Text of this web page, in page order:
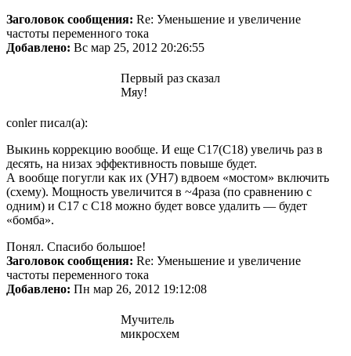
Заголовок сообщения: Re: Уменьшение и увеличение
частоты переменного тока
Добавлено: Вс мар 25, 2012 20:26:55
Первый раз сказал
Мяу!
conler писал(а):
Выкинь коррекцию вообще. И еще С17(С18) увеличь раз в
десять, на низах эффективность повыше будет.
А вообще погугли как их (УН7) вдвоем «мостом» включить
(схему). Мощность увеличится в ~4раза (по сравнению с
одним) и С17 с С18 можно будет вовсе удалить — будет
«бомба».
Понял. Спасибо большое!
Заголовок сообщения: Re: Уменьшение и увеличение
частоты переменного тока
Добавлено: Пн мар 26, 2012 19:12:08
Мучитель
микросхем